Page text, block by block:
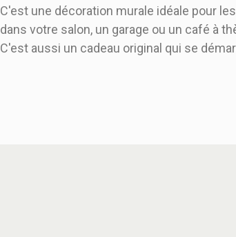
C'est une décoration murale idéale pour
dans votre salon, un garage ou un café à
C'est aussi un cadeau original qui se